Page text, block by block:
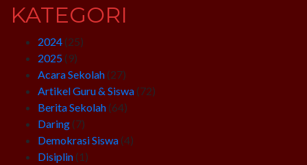
KATEGORI
2024 (25)
2025 (9)
Acara Sekolah (27)
Artikel Guru & Siswa (72)
Berita Sekolah (64)
Daring (7)
Demokrasi Siswa (4)
Disiplin (1)